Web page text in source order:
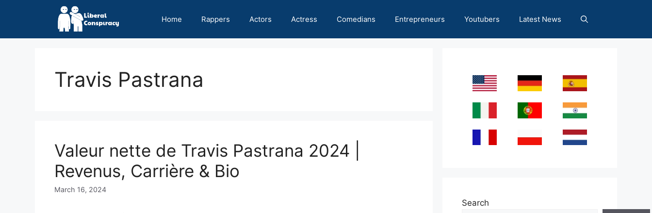
Home Rappers Actors Actress Comedians Entrepreneurs Youtubers Latest News
Travis Pastrana
Valeur nette de Travis Pastrana 2024 |
Revenus, Carrière & Bio
March 16, 2024
Search